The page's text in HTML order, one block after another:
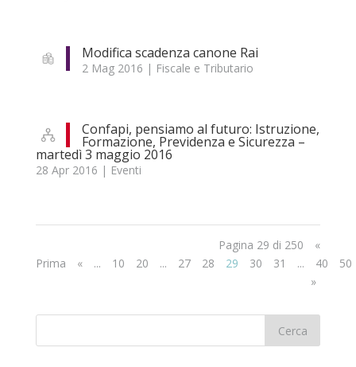
Modifica scadenza canone Rai
2 Mag 2016 | Fiscale e Tributario
Confapi, pensiamo al futuro: Istruzione,
Formazione, Previdenza e Sicurezza –
martedì 3 maggio 2016
28 Apr 2016 | Eventi
Pagina 29 di 250
«
Prima
« ... 10 20 ... 27 28 29 30 31 ... 40
50
»